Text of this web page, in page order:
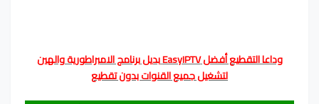
وداعا التقطيع أفضل EasyIPTV بديل برنامج الامبراطورية والهين
لتشغيل جميع القنوات بدون تقطيع